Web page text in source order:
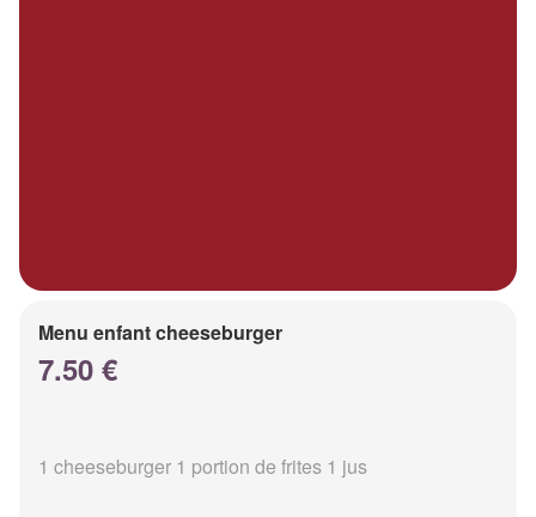
Menu enfant cheeseburger
7.50 €
1 cheeseburger 1 portion de frites 1 jus